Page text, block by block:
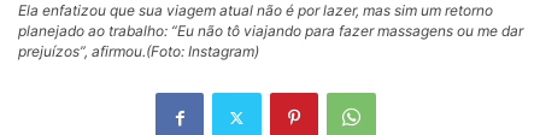
Ela enfatizou que sua viagem atual não é por lazer, mas sim um retorno
planejado ao trabalho: “Eu não tô viajando para fazer massagens ou me dar
prejuízos”, afirmou.(Foto: Instagram)